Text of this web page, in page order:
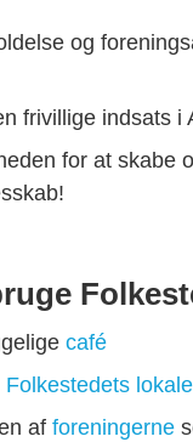
og
frivillige indsats i
for at skabe
café
Folkestedets
af foreningerne